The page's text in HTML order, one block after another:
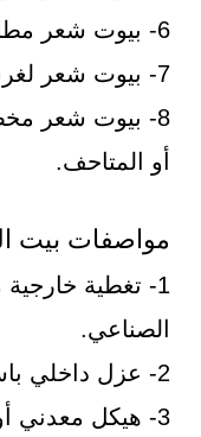
6- بيوت شعر مطاعم أو كافيهات خارجية.
7- بيوت شعر لغرف الحراسة أو الانتظار.
8- بيوت شعر
أو المتاحف.
مواصفات بيت
1- تغطية
الصناعي.
2- عزل داخلي باستخدام بطانة حرارية مقاومة.
3- هيكل معدني أو خشبي معزز.